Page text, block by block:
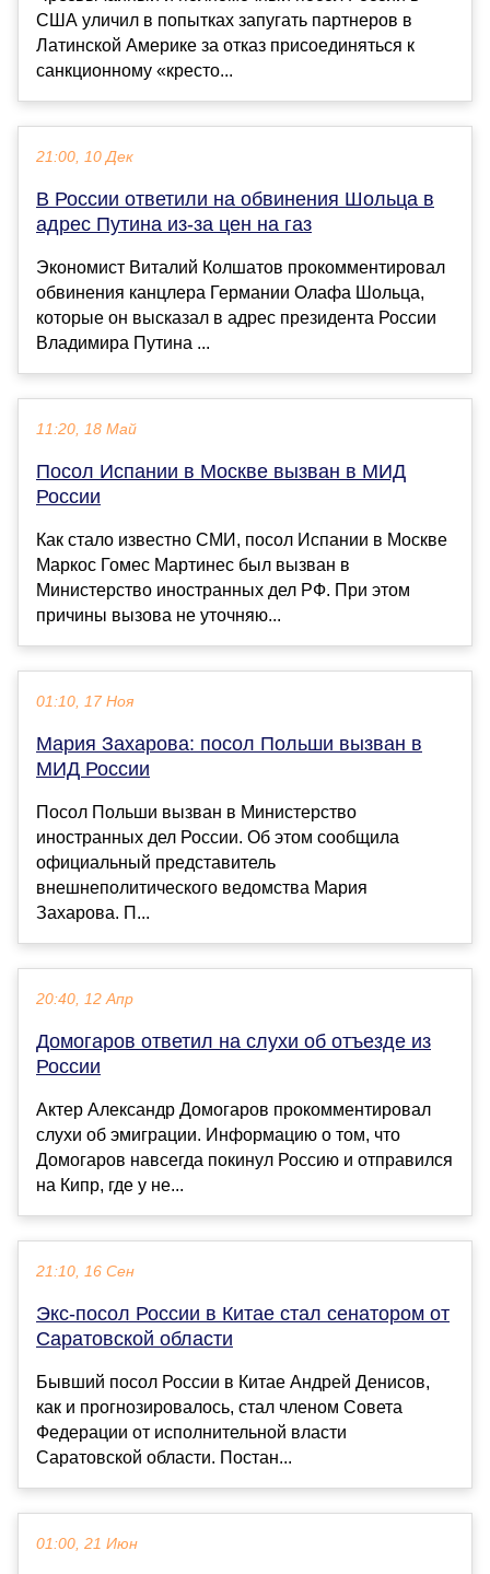
США уличил в попытках запугать партнеров в
Латинской Америке за отказ присоединяться к
санкционному «кресто...
21:00, 10 Дек
В России ответили на обвинения Шольца в
адрес Путина из-за цен на газ
Экономист Виталий Колшатов прокомментировал
обвинения канцлера Германии Олафа Шольца,
которые он высказал в адрес президента России
Владимира Путина ...
11:20, 18 Май
Посол Испании в Москве вызван в МИД
России
Как стало известно СМИ, посол Испании в Москве
Маркос Гомес Мартинес был вызван в
Министерство иностранных дел РФ. При этом
причины вызова не уточняю...
01:10, 17 Ноя
Мария Захарова: посол Польши вызван в
МИД России
Посол Польши вызван в Министерство
иностранных дел России. Об этом сообщила
официальный представитель
внешнеполитического ведомства Мария
Захарова. П...
20:40, 12 Апр
Домогаров ответил на слухи об отъезде из
России
Актер Александр Домогаров прокомментировал
слухи об эмиграции. Информацию о том, что
Домогаров навсегда покинул Россию и отправился
на Кипр, где у не...
21:10, 16 Сен
Экс-посол России в Китае стал сенатором от
Саратовской области
Бывший посол России в Китае Андрей Денисов,
как и прогнозировалось, стал членом Совета
Федерации от исполнительной власти
Саратовской области. Постан...
01:00, 21 Июн